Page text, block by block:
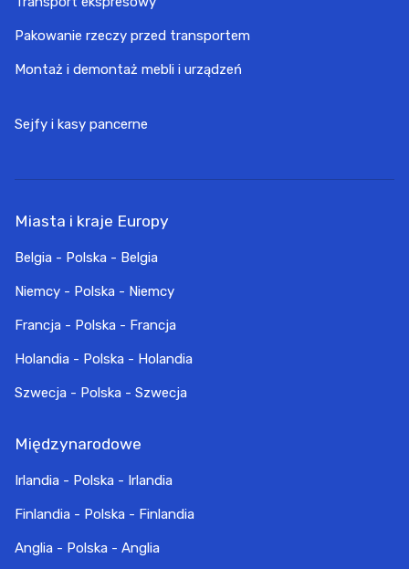
Pakowanie rzeczy przed transportem
Montaż i demontaż mebli i urządzeń
Sejfy i kasy pancerne
Miasta i kraje Europy
Belgia - Polska - Belgia
Niemcy - Polska - Niemcy
Francja - Polska - Francja
Holandia - Polska - Holandia
Szwecja - Polska - Szwecja
Międzynarodowe
Irlandia - Polska - Irlandia
Finlandia - Polska - Finlandia
Anglia - Polska - Anglia